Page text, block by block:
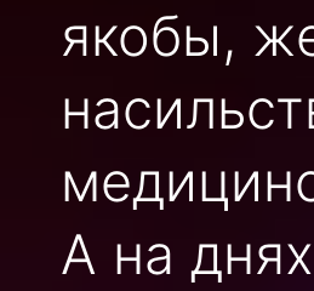
якобы,
А на